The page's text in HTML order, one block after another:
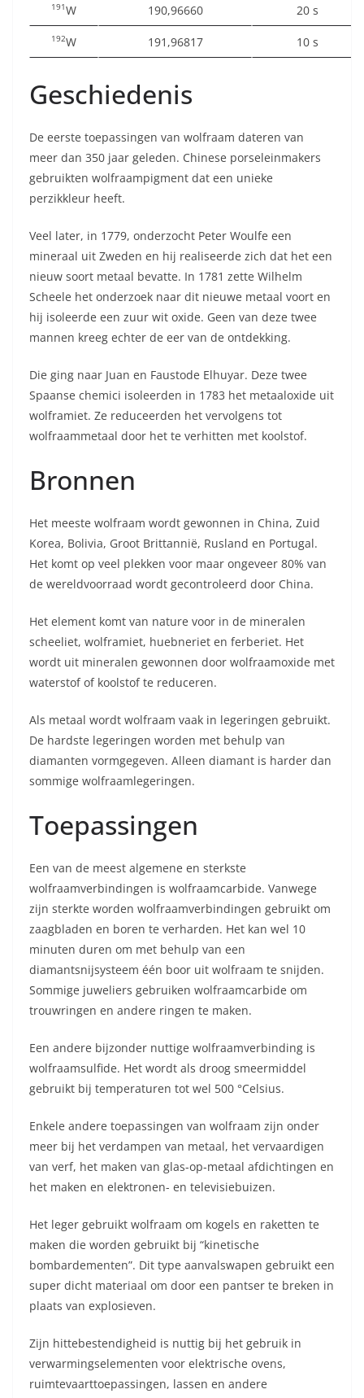
191W 190,96660 20 s
192W 191,96817 10 s
Geschiedenis
De eerste toepassingen van wolfraam dateren van
meer dan 350 jaar geleden. Chinese porseleinmakers
gebruikten wolfraampigment dat een unieke
perzikkleur heeft.
Veel later, in 1779, onderzocht Peter Woulfe een
mineraal uit Zweden en hij realiseerde zich dat het een
nieuw soort metaal bevatte. In 1781 zette Wilhelm
Scheele het onderzoek naar dit nieuwe metaal voort en
hij isoleerde een zuur wit oxide. Geen van deze twee
mannen kreeg echter de eer van de ontdekking.
Die ging naar Juan en Faustode Elhuyar. Deze twee
Spaanse chemici isoleerden in 1783 het metaaloxide uit
wolframiet. Ze reduceerden het vervolgens tot
wolfraammetaal door het te verhitten met koolstof.
Bronnen
Het meeste wolfraam wordt gewonnen in China, Zuid
Korea, Bolivia, Groot Brittannië, Rusland en Portugal.
Het komt op veel plekken voor maar ongeveer 80% van
de wereldvoorraad wordt gecontroleerd door China.
Het element komt van nature voor in de mineralen
scheeliet, wolframiet, huebneriet en ferberiet. Het
wordt uit mineralen gewonnen door wolfraamoxide met
waterstof of koolstof te reduceren.
Als metaal wordt wolfraam vaak in legeringen gebruikt.
De hardste legeringen worden met behulp van
diamanten vormgegeven. Alleen diamant is harder dan
sommige wolfraamlegeringen.
Toepassingen
Een van de meest algemene en sterkste
wolfraamverbindingen is wolfraamcarbide. Vanwege
zijn sterkte worden wolfraamverbindingen gebruikt om
zaagbladen en boren te verharden. Het kan wel 10
minuten duren om met behulp van een
diamantsnijsysteem één boor uit wolfraam te snijden.
Sommige juweliers gebruiken wolfraamcarbide om
trouwringen en andere ringen te maken.
Een andere bijzonder nuttige wolfraamverbinding is
wolfraamsulfide. Het wordt als droog smeermiddel
gebruikt bij temperaturen tot wel 500 °Celsius.
Enkele andere toepassingen van wolfraam zijn onder
meer bij het verdampen van metaal, het vervaardigen
van verf, het maken van glas-op-metaal afdichtingen en
het maken en elektronen- en televisiebuizen.
Het leger gebruikt wolfraam om kogels en raketten te
maken die worden gebruikt bij “kinetische
bombardementen”. Dit type aanvalswapen gebruikt een
super dicht materiaal om door een pantser te breken in
plaats van explosieven.
Zijn hittebestendigheid is nuttig bij het gebruik in
verwarmingselementen voor elektrische ovens,
ruimtevaarttoepassingen, lassen en andere